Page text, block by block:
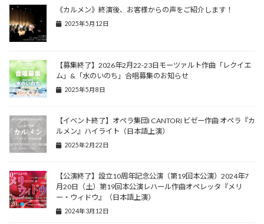
《カルメン》終演後、お客様からの声をご紹介します！
2025年5月12日
【募集終了】2026年2月22-23日モーツァルト作曲「レクイエ
ム」&「水のいのち」合唱募集のお知らせ
2025年5月8日
【イベント終了】オペラ集団I CANTORI ビゼー作曲 オペラ『カ
ルメン』ハイライト（日本語上演）
2025年2月22日
【公演終了】設立10周年記念公演（第19回本公演）2024年7
月20日（土）第19回本公演レハール作曲オペレッタ『メリ
ー・ウィドウ』（日本語上演）
2024年3月12日